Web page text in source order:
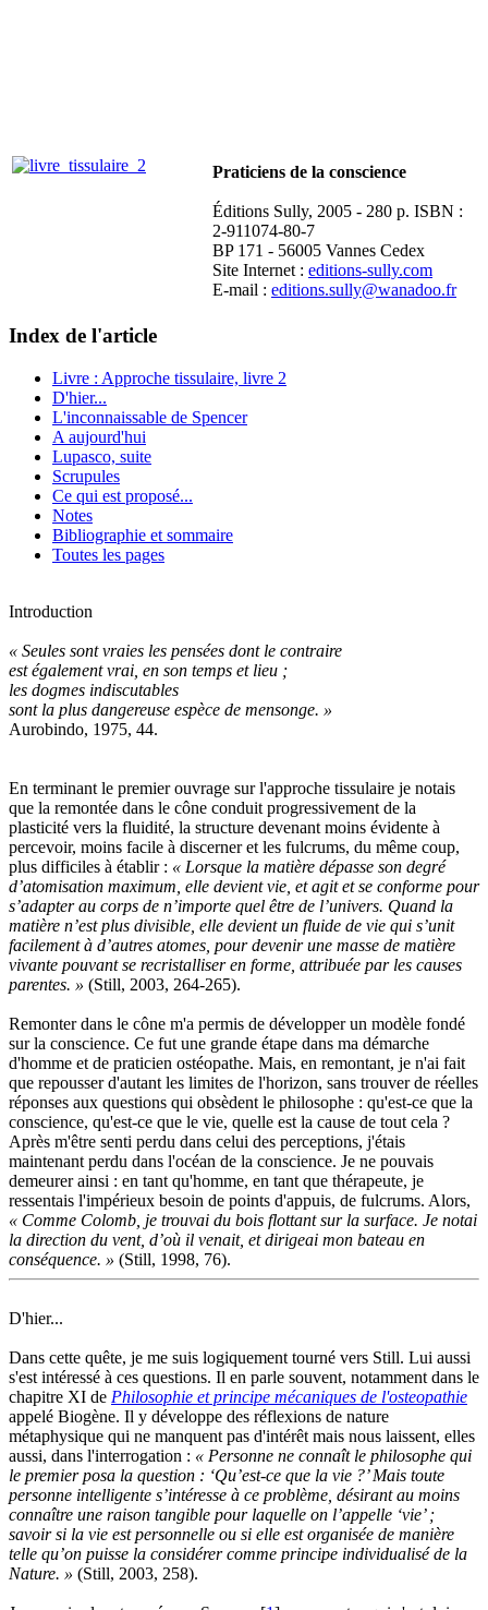
Praticiens de la conscience
Éditions Sully, 2005 - 280 p. ISBN :
2-911074-80-7
BP 171 - 56005 Vannes Cedex
Site Internet : editions-sully.com
E-mail : editions.sully@wanadoo.fr
Index de l'article
Livre : Approche tissulaire, livre 2
D'hier...
L'inconnaissable de Spencer
A aujourd'hui
Lupasco, suite
Scrupules
Ce qui est proposé...
Notes
Bibliographie et sommaire
Toutes les pages
Introduction
« Seules sont vraies les pensées dont le contraire
est également vrai, en son temps et lieu ;
les dogmes indiscutables
sont la plus dangereuse espèce de mensonge. »
Aurobindo, 1975, 44.
En terminant le premier ouvrage sur l'approche tissulaire je notais
que la remontée dans le cône conduit progressivement de la
plasticité vers la fluidité, la structure devenant moins évidente à
percevoir, moins facile à discerner et les fulcrums, du même coup,
plus difficiles à établir : « Lorsque la matière dépasse son degré
d’atomisation maximum, elle devient vie, et agit et se conforme pour
s’adapter au corps de n’importe quel être de l’univers. Quand la
matière n’est plus divisible, elle devient un fluide de vie qui s’unit
facilement à d’autres atomes, pour devenir une masse de matière
vivante pouvant se recristalliser en forme, attribuée par les causes
parentes. » (Still, 2003, 264-265).
Remonter dans le cône m'a permis de développer un modèle fondé
sur la conscience. Ce fut une grande étape dans ma démarche
d'homme et de praticien ostéopathe. Mais, en remontant, je n'ai fait
que repousser d'autant les limites de l'horizon, sans trouver de réelles
réponses aux questions qui obsèdent le philosophe : qu'est-ce que la
conscience, qu'est-ce que le vie, quelle est la cause de tout cela ?
Après m'être senti perdu dans celui des perceptions, j'étais
maintenant perdu dans l'océan de la conscience. Je ne pouvais
demeurer ainsi : en tant qu'homme, en tant que thérapeute, je
ressentais l'impérieux besoin de points d'appuis, de fulcrums. Alors,
« Comme Colomb, je trouvai du bois flottant sur la surface. Je notai
la direction du vent, d’où il venait, et dirigeai mon bateau en
conséquence. » (Still, 1998, 76).
D'hier...
Dans cette quête, je me suis logiquement tourné vers Still. Lui aussi
s'est intéressé à ces questions. Il en parle souvent, notamment dans le
chapitre XI de Philosophie et principe mécaniques de l'osteopathie
appelé Biogène. Il y développe des réflexions de nature
métaphysique qui ne manquent pas d'intérêt mais nous laissent, elles
aussi, dans l'interrogation : « Personne ne connaît le philosophe qui
le premier posa la question : ‘Qu’est-ce que la vie ?’ Mais toute
personne intelligente s’intéresse à ce problème, désirant au moins
connaître une raison tangible pour laquelle on l’appelle ‘vie’ ;
savoir si la vie est personnelle ou si elle est organisée de manière
telle qu’on puisse la considérer comme principe individualisé de la
Nature. » (Still, 2003, 258).